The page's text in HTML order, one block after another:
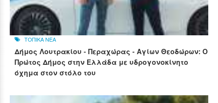
ΤΟΠΙΚΑ ΝΕΑ
Δήμος Λουτρακίου - Περαχώρας - Αγίων Θεοδώρων: Ο
Πρώτος Δήμος στην Ελλάδα με υδρογονοκίνητο
όχημα στον στόλο του